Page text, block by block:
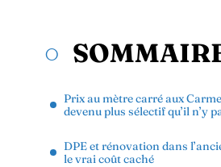
Prix au mètre carré aux
devenu plus sélectif qu’il n’y
DPE et rénovation dans
le vrai coût caché